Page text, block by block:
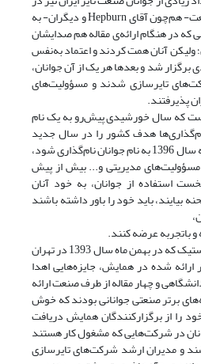
حضور استادان به‌نام این صنعت- هم‌چون آقای Hepburn و دیگران- به
که در هنگام ارائه‌ی مقاله هم صدایشان
آنان همت کردند و اعتماد به‌نفس
برگزار شد و بعدها هر یک از آن جوانان،
تایرسازی شدند و مسؤولیت‌های
پذیرفتند.
که سال خورشیدی پیش‌رو به یک نام
هدف کشور را در سال جدید
تعیین می‌کند. من امیدوارم که سال 1396 به نام جوانان نام‌گذاری شود،
مسؤولیت‌های مدیریتی و... بیش از پیش
استفاده از جوانان، به خود آنان
بیایند، باید خود را باور داشته باشند
باتجربه عرضه کنند.
3- در دوازدهمین همایش لاستیک که در بهمن ماه سال 1393 در تهران
مقاله‌ی برتر ارائه شده در همایش، جایزه‌هایی اهدا
مقاله دانشگاهی و چهار مقاله از طرف صنعت ارائه
برتر صنعتی جوانانی بودند که خوش
را از برگزارکنندگان همایش دریافت
در شرکت‌هایی که مشغول کار هستند
و مدیران ارشد شرکت‌های تایرسازی